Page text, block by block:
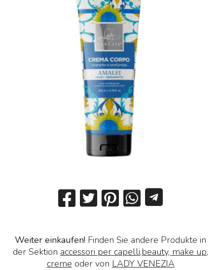
Weiter einkaufen! Finden Sie andere Produkte in
der Sektion accessori per capelli,beauty, make up,
creme oder von LADY VENEZIA